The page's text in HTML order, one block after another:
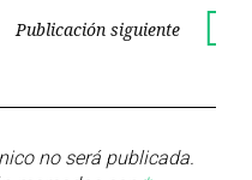
Publicación siguiente
no será publicada.